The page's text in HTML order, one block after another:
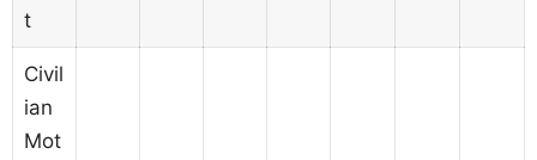
t
Civil
ian
Mot